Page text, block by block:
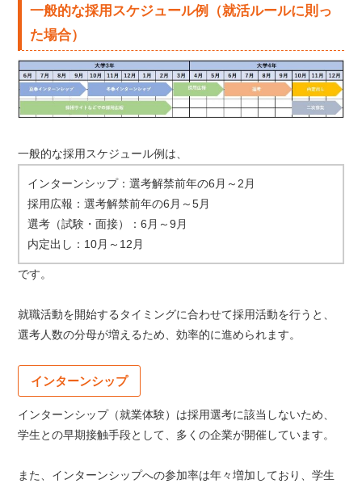
一般的な採用スケジュール例（就活ルールに則っ
た場合）
一般的な採用スケジュール例は、
インターンシップ：選考解禁前年の6月～2月
採用広報：選考解禁前年の6月～5月
選考（試験・面接）：6月～9月
内定出し：10月～12月
です。
就職活動を開始するタイミングに合わせて採用活動を行うと、
選考人数の分母が増えるため、効率的に進められます。
インターンシップ
インターンシップ（就業体験）は採用選考に該当しないため、
学生との早期接触手段として、多くの企業が開催しています。
また、インターンシップへの参加率は年々増加しており、学生